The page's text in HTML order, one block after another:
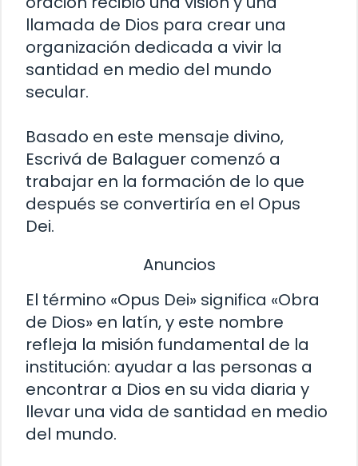
llamada de Dios para crear una
organización dedicada a vivir la
santidad en medio del mundo
secular.
Basado en este mensaje divino,
Escrivá de Balaguer comenzó a
trabajar en la formación de lo que
después se convertiría en el Opus
Dei.
Anuncios
El término «Opus Dei» significa «Obra
de Dios» en latín, y este nombre
refleja la misión fundamental de la
institución: ayudar a las personas a
encontrar a Dios en su vida diaria y
llevar una vida de santidad en medio
del mundo.